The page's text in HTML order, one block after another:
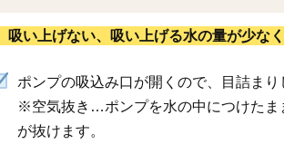
吸い上げない、吸い上げる水の量が少なく
ポンプの吸込み口が開くので、目詰ま
※空気抜き…ポンプを水の中につけたま
が抜けます。